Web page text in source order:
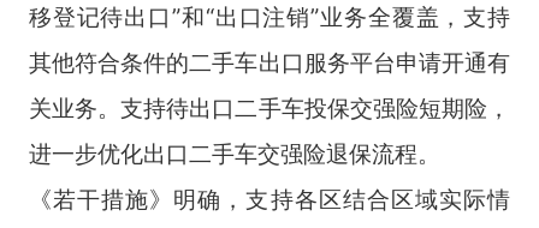
移登记待出口”和“出口注销”业务全覆盖，支持
其他符合条件的二手车出口服务平台申请开通有
关业务。支持待出口二手车投保交强险短期险，
进一步优化出口二手车交强险退保流程。
《若干措施》明确，支持各区结合区域实际情